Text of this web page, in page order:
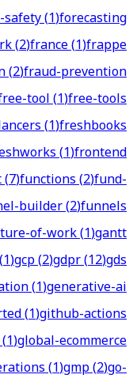
(1)forecasting
(2)france(1)frappe
(2)fraud-prevention
tool(1)free-tools
(1)freshbooks
(1)frontend
(7)functions(2)fund-
builder(2)funnels
of-work(1)gantt
1)gcp(2)gdpr(12)gds
(1)generative-ai
(1)github-actions
(1)global-ecommerce
(1)gmp(2)go-